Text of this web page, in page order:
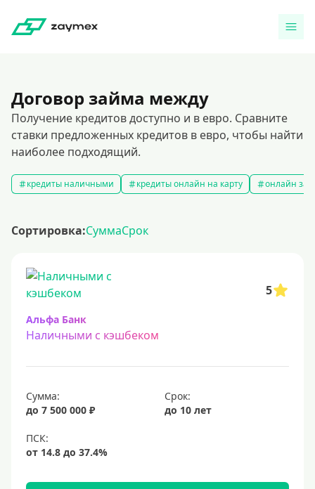
Договор займа между
Получение кредитов доступно и в евро. Сравните
ставки предложенных кредитов в евро, чтобы найти
наиболее подходящий.
кредиты наличными кредиты онлайн на карту онлайн
Сортировка:СуммаСрок
5
Альфа Банк
Наличными с кэшбеком
Сумма:
до 7 500 000 ₽
Срок:
до 10 лет